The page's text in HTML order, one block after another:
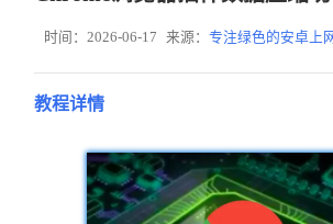
时间：2026-06-17 来源：专注绿色的安卓上
教程详情